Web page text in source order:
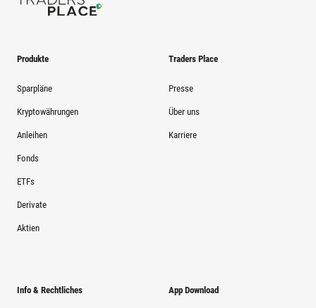
Produkte
Sparpläne
Kryptowährungen
Anleihen
Fonds
ETFs
Derivate
Aktien
Traders Place
Presse
Über uns
Karriere
Info & Rechtliches App Download